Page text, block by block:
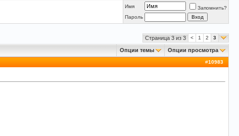
Имя
Запомнить?
Пароль
Страница 3 из 3 < 1 2 3
Опции темы Опции просмотра
#10983